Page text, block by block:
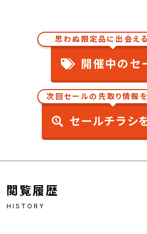
思わぬ限定品に出会える
開催中のセ
次回セールの先取り情報を
セールチラシ
閲覧履歴
HISTORY